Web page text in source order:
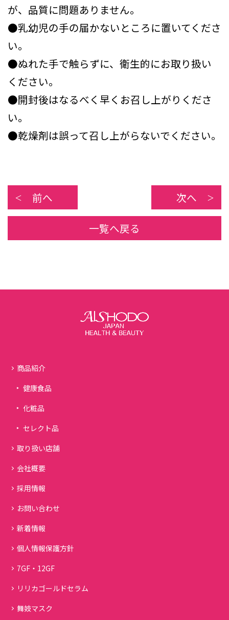
が、品質に問題ありません。
●乳幼児の手の届かないところに置いてくださ
い。
●ぬれた手で触らずに、衛生的にお取り扱い
ください。
●開封後はなるべく早くお召し上がりくださ
い。
●乾燥剤は誤って召し上がらないでください。
前へ 次へ
一覧へ戻る
商品紹介
健康食品
化粧品
セレクト品
取り扱い店舗
会社概要
採用情報
お問い合わせ
新着情報
個人情報保護方針
7GF・12GF
リリカゴールドセラム
舞妓マスク